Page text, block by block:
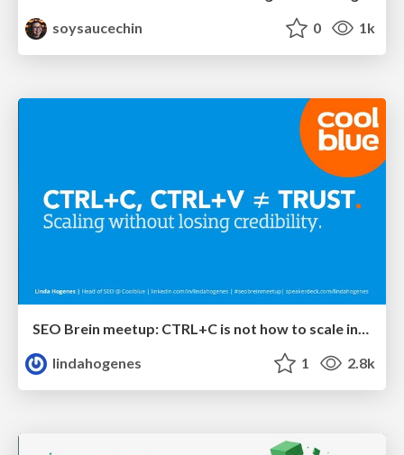
soysaucechin
0 1k
SEO Brein meetup: CTRL+C is not how to scale international SEO
lindahogenes
1 2.8k